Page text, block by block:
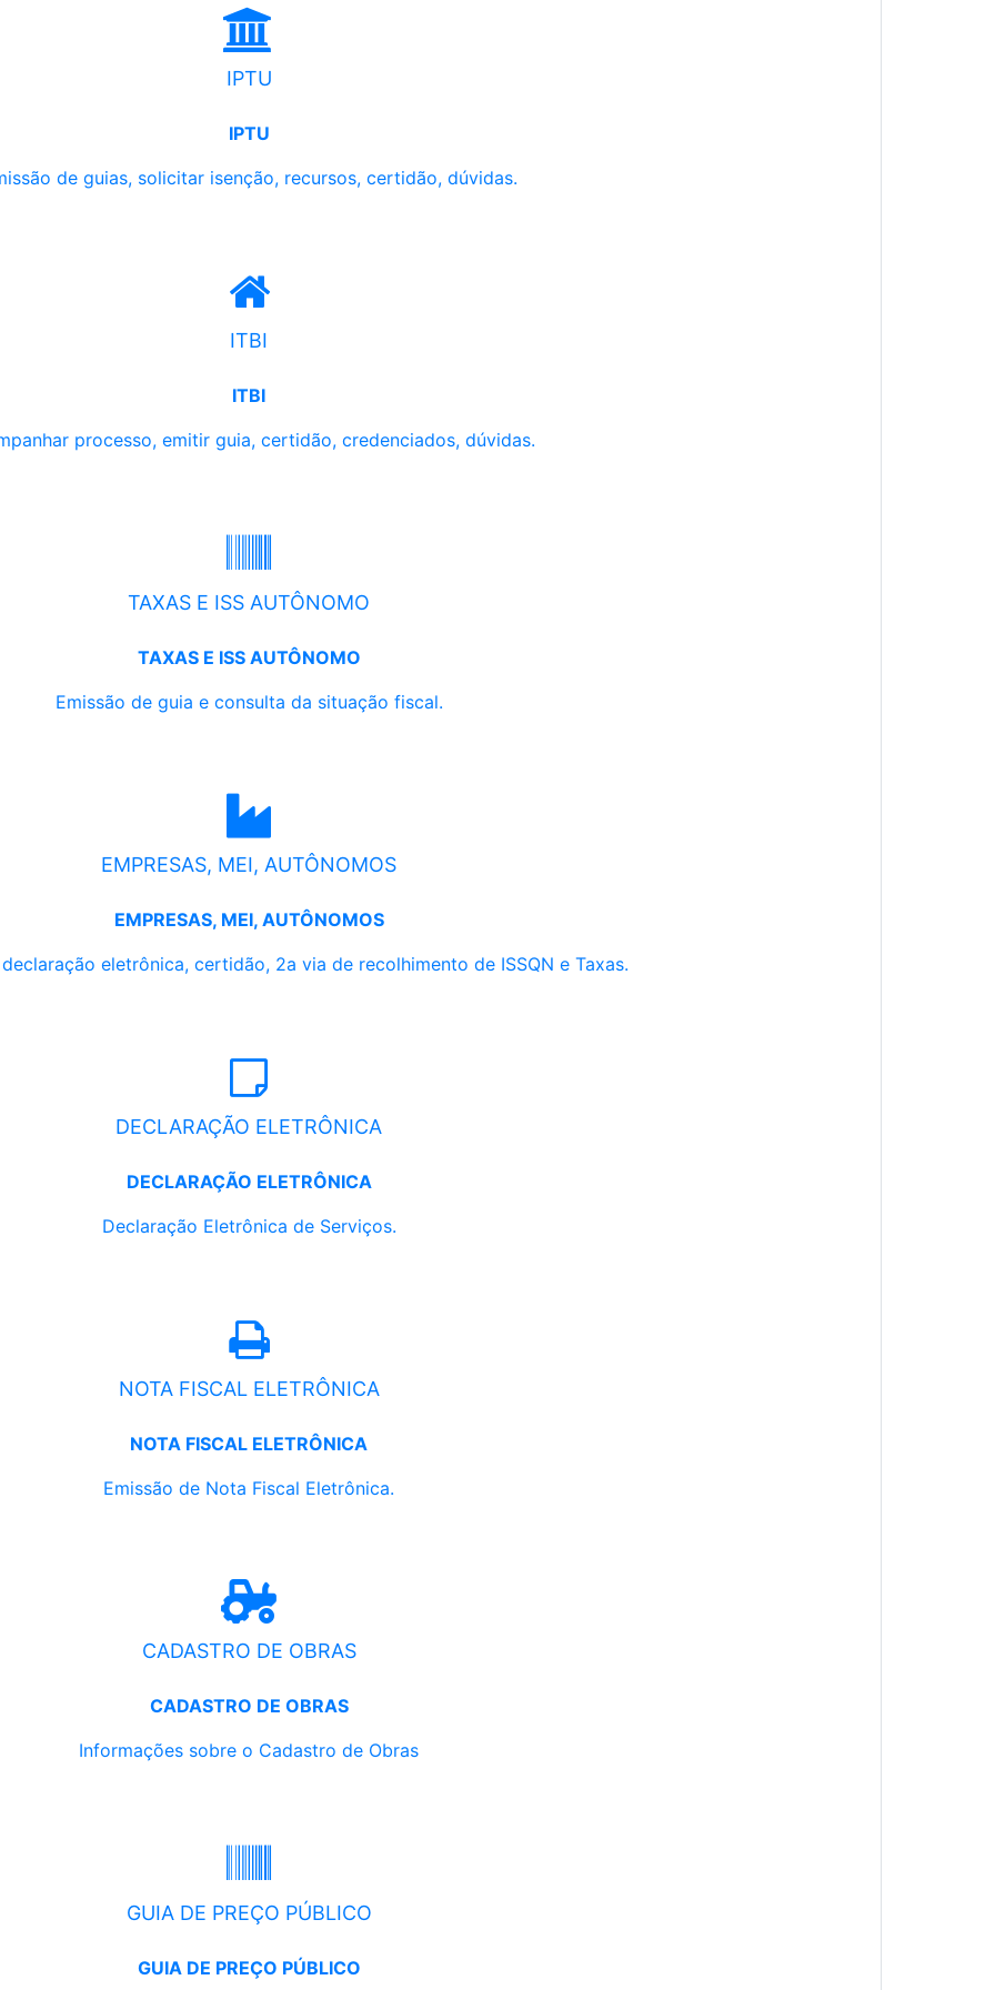
IPTU
IPTU
de guias, solicitar isenção, recursos, certidão, dúvidas.
ITBI
ITBI
processo, emitir guia, certidão, credenciados, dúvidas.
TAXAS E ISS AUTÔNOMO
TAXAS E ISS AUTÔNOMO
Emissão de guia e consulta da situação fiscal.
EMPRESAS, MEI, AUTÔNOMOS
EMPRESAS, MEI, AUTÔNOMOS
eletrônica, certidão, 2a via de recolhimento de ISSQN e Taxas.
DECLARAÇÃO ELETRÔNICA
DECLARAÇÃO ELETRÔNICA
Declaração Eletrônica de Serviços.
NOTA FISCAL ELETRÔNICA
NOTA FISCAL ELETRÔNICA
Emissão de Nota Fiscal Eletrônica.
CADASTRO DE OBRAS
CADASTRO DE OBRAS
Informações sobre o Cadastro de Obras
GUIA DE PREÇO PÚBLICO
GUIA DE PREÇO PÚBLICO